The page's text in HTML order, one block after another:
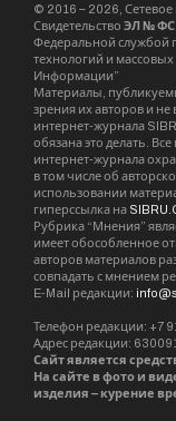
© 2016 – 2026, Сетевое
Свидетельство ЭЛ № ФС
Федеральной службой
технологий и
Информации”
Материалы,
зрения их авторов и
интернет-журнала
обязана это делать.
интернет-журнала
в том числе об
использовании
гиперссылка на
Рубрика “Мнения”
имеет обособленное
авторов материалов
совпадать с мнением
E-Mail редакции:
Телефон редакции: +7
Адрес редакции:
Сайт является
На сайте в фото и
изделия – курение